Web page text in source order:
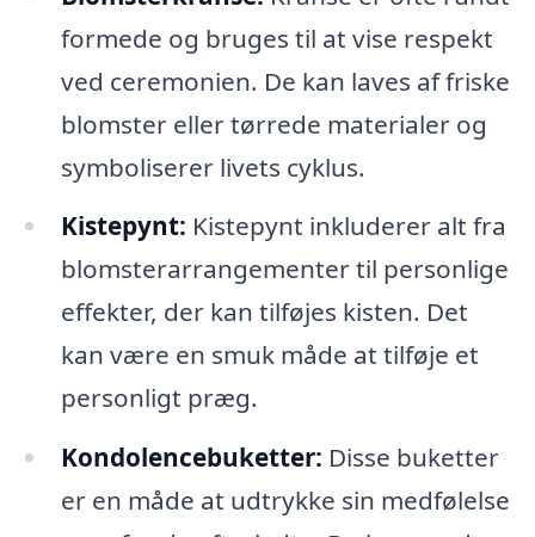
formede og bruges til at vise respekt
ved ceremonien. De kan laves af friske
blomster eller tørrede materialer og
symboliserer livets cyklus.
Kistepynt: Kistepynt inkluderer alt fra
blomsterarrangementer til personlige
effekter, der kan tilføjes kisten. Det
kan være en smuk måde at tilføje et
personligt præg.
Kondolencebuketter: Disse buketter
er en måde at udtrykke sin medfølelse